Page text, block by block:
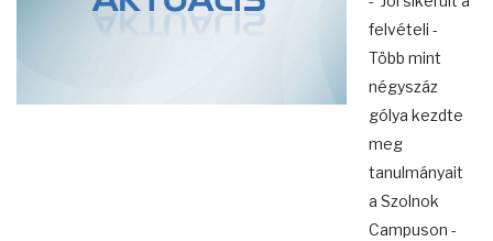
felvételi -
Több mint
négyszáz
gólya kezdte
meg
tanulmányait
a Szolnok
Campuson -